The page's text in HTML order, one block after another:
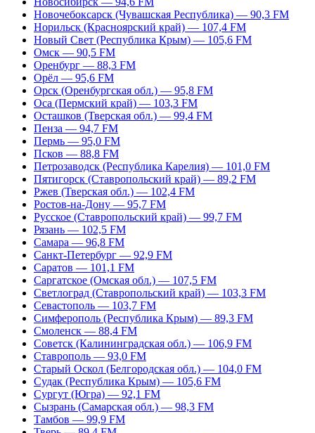
Новочебоксарск (Чувашская Республика) — 90,3 FM
Норильск (Красноярский край) — 107,4 FM
Новый Свет (Республика Крым) — 105,6 FM
Омск — 90,5 FM
Оренбург — 88,3 FM
Орёл — 95,6 FM
Орск (Оренбургская обл.) — 95,8 FM
Оса (Пермский край) — 103,3 FM
Осташков (Тверская обл.) — 99,4 FM
Пенза — 94,7 FM
Пермь — 95,0 FM
Псков — 88,8 FM
Петрозаводск (Республика Карелия) — 101,0 FM
Пятигорск (Ставропольский край) — 89,2 FM
Ржев (Тверская обл.) — 102,4 FM
Ростов-на-Дону — 95,7 FM
Русское (Ставропольский край) — 99,7 FM
Рязань — 102,5 FM
Самара — 96,8 FM
Санкт-Петербург — 92,9 FM
Саратов — 101,1 FM
Саргатское (Омская обл.) — 107,5 FM
Светлоград (Ставропольский край) — 103,3 FM
Севастополь — 103,7 FM
Симферополь (Республика Крым) — 89,3 FM
Смоленск — 88,4 FM
Советск (Калининградская обл.) — 106,9 FM
Ставрополь — 93,0 FM
Старый Оскол (Белгородская обл.) — 104,0 FM
Судак (Республика Крым) — 105,6 FM
Сургут (Югра) — 92,1 FM
Сызрань (Самарская обл.) — 98,3 FM
Тамбов — 99,9 FM